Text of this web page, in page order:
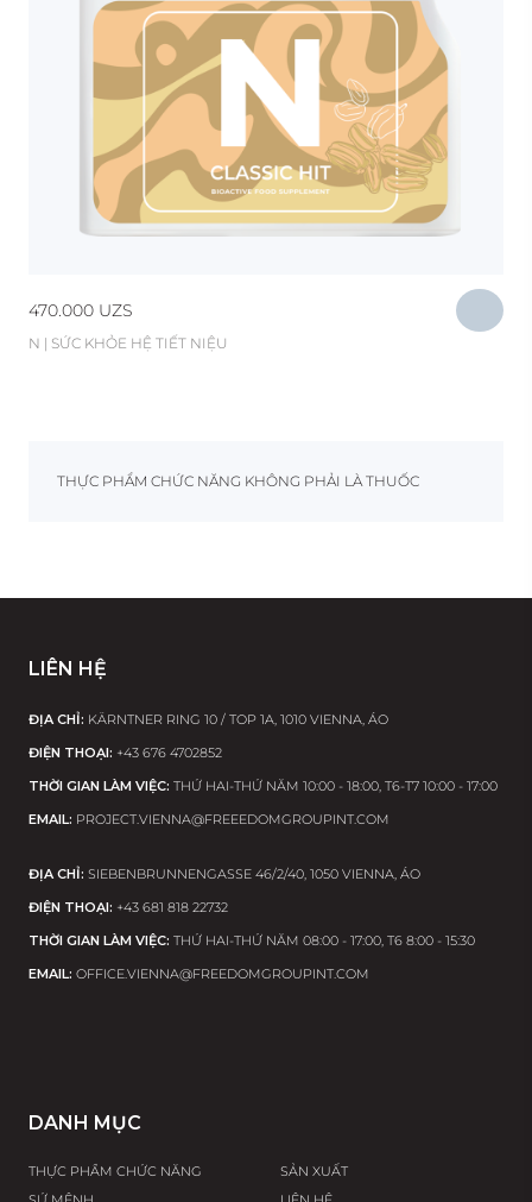
470.000 UZS
N | SỨC KHỎE HỆ TIẾT NIỆU
THỰC PHẨM CHỨC NĂNG KHÔNG PHẢI LÀ THUỐC
LIÊN HỆ
ĐỊA CHỈ: KÄRNTNER RING 10 / TOP 1A, 1010 VIENNA, ÁO
ĐIỆN THOẠI: +43 676 4702852
THỜI GIAN LÀM VIỆC: THỨ HAI-THỨ NĂM 10:00 - 18:00, T6-T7 10:00 - 17:00
EMAIL: PROJECT.VIENNA@FREEEDOMGROUPINT.COM
ĐỊA CHỈ: SIEBENBRUNNENGASSE 46/2/40, 1050 VIENNA, ÁO
ĐIỆN THOẠI: +43 681 818 22732
THỜI GIAN LÀM VIỆC: THỨ HAI-THỨ NĂM 08:00 - 17:00, T6 8:00 - 15:30
EMAIL: OFFICE.VIENNA@FREEDOMGROUPINT.COM
DANH MỤC
THỰC PHẨM CHỨC NĂNG
SẢN XUẤT